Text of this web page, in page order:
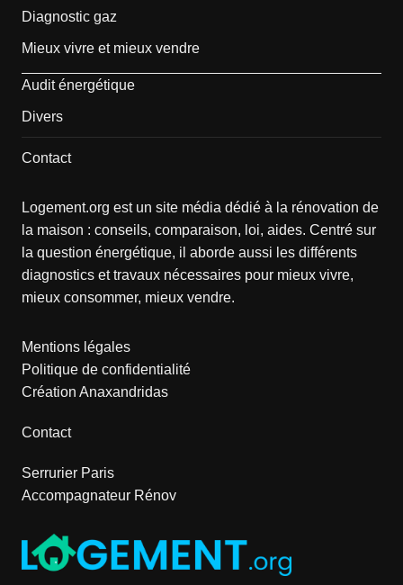
Diagnostic gaz
Mieux vivre et mieux vendre
Audit énergétique
Divers
Contact
Logement.org est un site média dédié à la rénovation de
la maison : conseils, comparaison, loi, aides. Centré sur
la question énergétique, il aborde aussi les différents
diagnostics et travaux nécessaires pour mieux vivre,
mieux consommer, mieux vendre.
Mentions légales
Politique de confidentialité
Création Anaxandridas
Contact
Serrurier Paris
Accompagnateur Rénov